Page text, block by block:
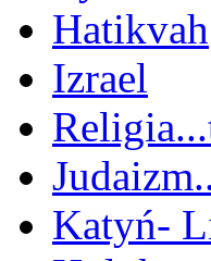
Hatikvah
Izrael
Katyń-